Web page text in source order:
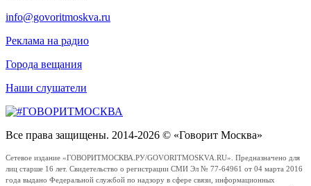
info@govoritmoskva.ru
Реклама на радио
Города вещания
Наши слушатели
Все права защищены. 2014-2026 © «Говорит Москва»
Сетевое издание «ГОВОРИТМОСКВА.РУ/GOVORITMOSKVA.RU». Предназначено для
лиц старше 16 лет. Свидетельство о регистрации СМИ Эл № 77-64961 от 04 марта 2016
года выдано Федеральной службой по надзору в сфере связи, информационных